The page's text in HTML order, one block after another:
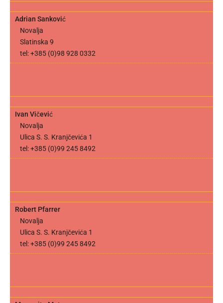
Adrian Sanković
Novalja
Slatinska 9
tel: +385 (0)98 928 0332
Ivan Vičević
Novalja
Ulica S. S. Kranjčevića 1
tel: +385 (0)99 245 8492
Robert Pfarrer
Novalja
Ulica S. S. Kranjčevića 1
tel: +385 (0)99 245 8492